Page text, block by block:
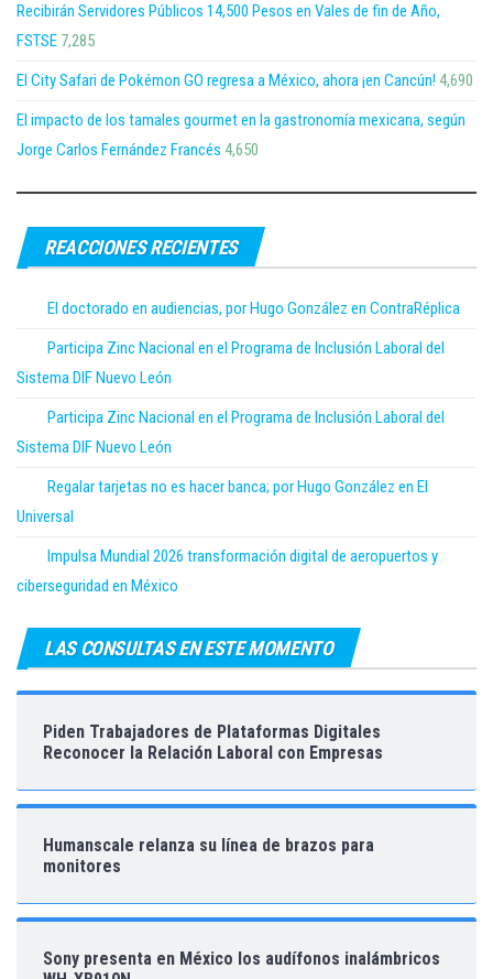
Recibirán Servidores Públicos 14,500 Pesos en Vales de fin de Año,
FSTSE 7,285
El City Safari de Pokémon GO regresa a México, ahora ¡en Cancún! 4,690
El impacto de los tamales gourmet en la gastronomía mexicana, según
Jorge Carlos Fernández Francés 4,650
REACCIONES RECIENTES
El doctorado en audiencias, por Hugo González en ContraRéplica
Participa Zinc Nacional en el Programa de Inclusión Laboral del
Sistema DIF Nuevo León
Participa Zinc Nacional en el Programa de Inclusión Laboral del
Sistema DIF Nuevo León
Regalar tarjetas no es hacer banca; por Hugo González en El
Universal
Impulsa Mundial 2026 transformación digital de aeropuertos y
ciberseguridad en México
LAS CONSULTAS EN ESTE MOMENTO
Piden Trabajadores de Plataformas Digitales
Reconocer la Relación Laboral con Empresas
Humanscale relanza su línea de brazos para
monitores
Sony presenta en México los audífonos inalámbricos